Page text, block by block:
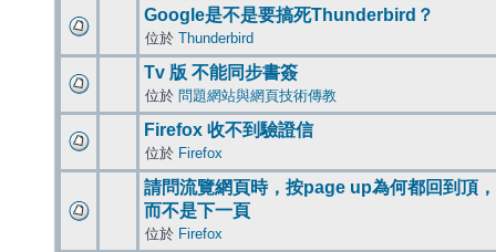
Google是不是要搞死Thunderbird？
位於 Thunderbird
Tv 版 不能同步書簽
位於 問題網站與網頁技術傳教
Firefox 收不到驗證信
位於 Firefox
請問流覽網頁時，按page up為何都回到頂，
而不是下一頁
位於 Firefox